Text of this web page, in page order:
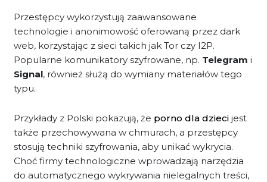
Przestępcy wykorzystują zaawansowane
technologie i anonimowość oferowaną przez dark
web, korzystając z sieci takich jak Tor czy I2P.
Popularne komunikatory szyfrowane, np. Telegram i
Signal, również służą do wymiany materiałów tego
typu.
Przykłady z Polski pokazują, że porno dla dziecijest
także przechowywana w chmurach, a przestępcy
stosują techniki szyfrowania, aby unikać wykrycia.
Choć firmy technologiczne wprowadzają narzędzia
do automatycznego wykrywania nielegalnych treści,